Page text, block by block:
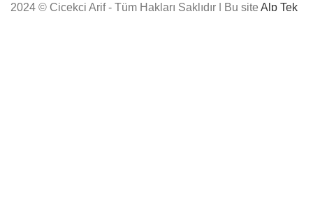
2024 © Çiçekçi Arif - Tüm Hakları Saklıdır | Bu site Alp Tek